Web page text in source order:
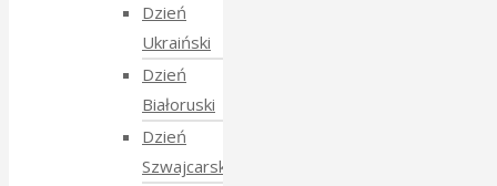
Dzień
Ukraiński
Dzień
Białoruski
Dzień
Szwajcarski